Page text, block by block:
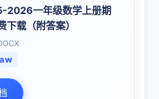
2026一年级数学上册期
下载（附答案）